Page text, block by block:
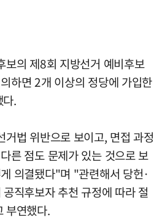
보의 제8회 지방선거 예비후보
하면 2개 이상의 정당에 가입한
.
법 위반으로 보이고, 면접 과정
른 점도 문제가 있는 것으로 보
의결됐다"며 "관련해서 당헌·
직후보자 추천 규정에 따라 절
부연했다.